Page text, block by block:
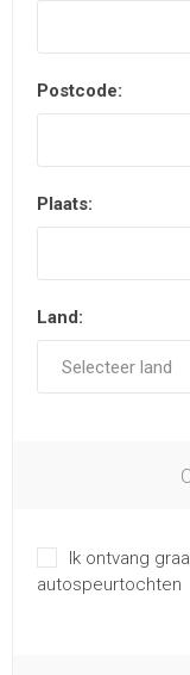
Postcode:
Plaats:
Land:
Ik ontvang
autospeurtochten